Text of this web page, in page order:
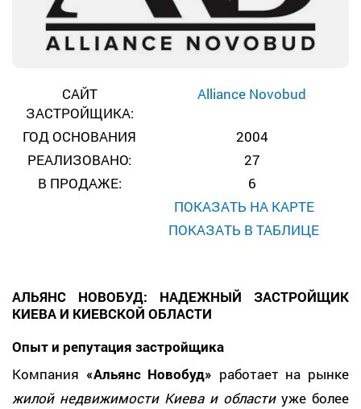
САЙТ
ЗАСТРОЙЩИКА:
Аlliance Novobud
ГОД ОСНОВАНИЯ
2004
РЕАЛИЗОВАНО:
27
В ПРОДАЖЕ:
6
ПОКАЗАТЬ НА КАРТЕ
ПОКАЗАТЬ В ТАБЛИЦЕ
АЛЬЯНС НОВОБУД: НАДЕЖНЫЙ ЗАСТРОЙЩИК
КИЕВА И КИЕВСКОЙ ОБЛАСТИ
Опыт и репутация застройщика
Компания «Альянс Новобуд» работает на рынке
жилой недвижимости Киева и областиуже более